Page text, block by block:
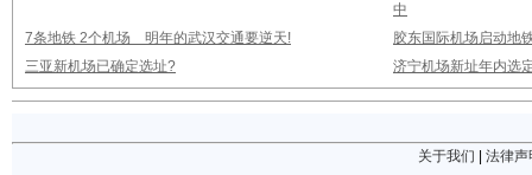
中
7条地铁 2个机场 明年的武汉交通要逆天!
胶东国际机场启动地
三亚新机场已确定选址?
济宁机场新址年内选
关于我们 法律声